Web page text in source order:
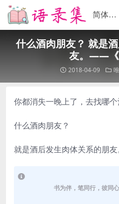
什么酒肉朋友？ 就是
友。——《
2018-04-09
你都消失一晚上了，去找哪
什么酒肉朋友？
就是酒后发生肉体关系的朋友
书为伴，笔同行，彼同